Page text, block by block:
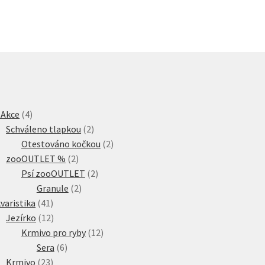
44
produkty
Schváleno tlapkou 22
produkty
Otestováno kočkou 22
zooOUTLET % 22
produkty
Psí zooOUTLET 22
Granule 22
4141
produktů
Jezírko 1212
produktů
Krmivo pro ryby 1212
Sera 66
Krmivo 2323